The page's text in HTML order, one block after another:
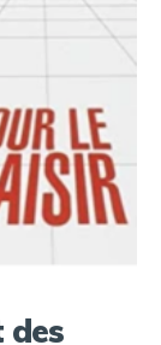
des